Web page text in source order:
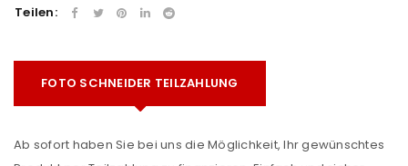
Teilen:
FOTO SCHNEIDER TEILZAHLUNG
Ab sofort haben Sie bei uns die Möglichkeit, Ihr gewünschtes